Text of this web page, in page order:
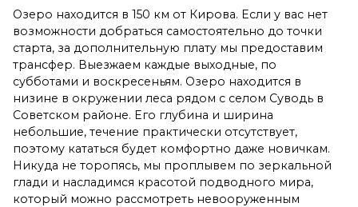
Озеро находится в 150 км от Кирова. Если у вас нет
возможности добраться самостоятельно до точки
старта, за дополнительную плату мы предоставим
трансфер. Выезжаем каждые выходные, по
субботами и воскресеньям. Озеро находится в
низине в окружении леса рядом с селом Суводь в
Советском районе. Его глубина и ширина
небольшие, течение практически отсутствует,
поэтому кататься будет комфортно даже новичкам.
Никуда не торопясь, мы проплывем по зеркальной
глади и насладимся красотой подводного мира,
который можно рассмотреть невооруженным